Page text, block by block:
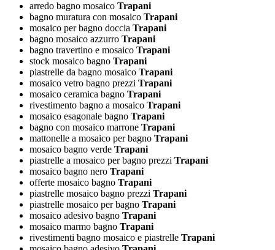
arredo bagno mosaico Trapani
bagno muratura con mosaico Trapani
mosaico per bagno doccia Trapani
bagno mosaico azzurro Trapani
bagno travertino e mosaico Trapani
stock mosaico bagno Trapani
piastrelle da bagno mosaico Trapani
mosaico vetro bagno prezzi Trapani
mosaico ceramica bagno Trapani
rivestimento bagno a mosaico Trapani
mosaico esagonale bagno Trapani
bagno con mosaico marrone Trapani
mattonelle a mosaico per bagno Trapani
mosaico bagno verde Trapani
piastrelle a mosaico per bagno prezzi Trapani
mosaico bagno nero Trapani
offerte mosaico bagno Trapani
piastrelle mosaico bagno prezzi Trapani
piastrelle mosaico per bagno Trapani
mosaico adesivo bagno Trapani
mosaico marmo bagno Trapani
rivestimenti bagno mosaico e piastrelle Trapani